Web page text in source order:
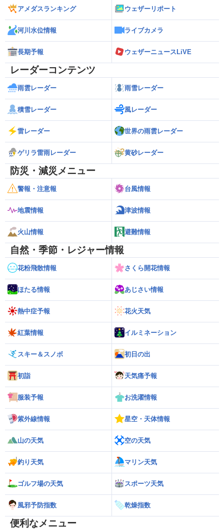
アメダスランキング ウェザーリポート
河川水位情報 ライブカメラ
長期予報 ウェザーニュースLiVE
レーダーコンテンツ
雨雲レーダー 雨雪レーダー
積雪レーダー 風レーダー
雷レーダー 世界の雨雲レーダー
ゲリラ雷雨レーダー 黄砂レーダー
防災・減災メニュー
警報・注意報 台風情報
地震情報 津波情報
火山情報 避難情報
自然・季節・レジャー情報
花粉飛散情報 さくら開花情報
ほたる情報 あじさい情報
熱中症予報 花火天気
紅葉情報 イルミネーション
スキー＆スノボ 初日の出
初詣 天気痛予報
服装予報 お洗濯情報
紫外線情報 星空・天体情報
山の天気 空の天気
釣り天気 マリン天気
ゴルフ場の天気 スポーツ天気
風邪予防指数 乾燥指数
便利なメニュー